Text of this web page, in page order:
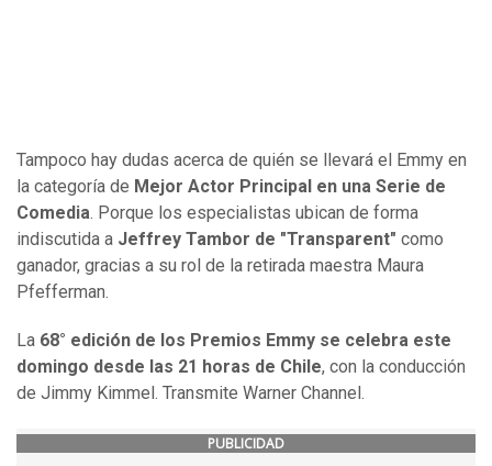
Tampoco hay dudas acerca de quién se llevará el Emmy en
la categoría de Mejor Actor Principal en una Serie de
Comedia. Porque los especialistas ubican de forma
indiscutida a Jeffrey Tambor de "Transparent" como
ganador, gracias a su rol de la retirada maestra Maura
Pfefferman.
La 68° edición de los Premios Emmy se celebra este
domingo desde las 21 horas de Chile, con la conducción
de Jimmy Kimmel. Transmite Warner Channel.
PUBLICIDAD